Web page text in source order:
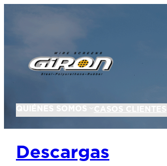
QUIÉNES SOMOS CASOS CLIENTES
Descargas